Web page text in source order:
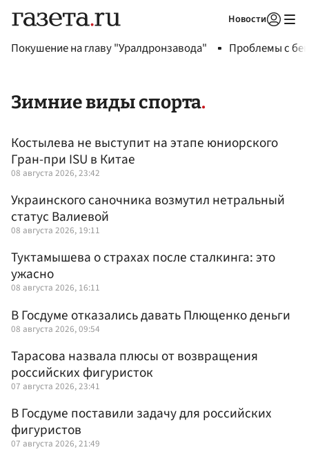
Новости
Покушение на главу "Уралдронзавода" Проблемы с
Зимние виды спорта
Костылева не выступит на этапе юниорского
Гран-при ISU в Китае
08 августа 2026, 23:42
Украинского саночника возмутил нетральный
статус Валиевой
08 августа 2026, 19:11
Туктамышева о страхах после сталкинга: это
ужасно
08 августа 2026, 16:11
В Госдуме отказались давать Плющенко деньги
08 августа 2026, 09:54
Тарасова назвала плюсы от возвращения
российских фигуристок
07 августа 2026, 23:41
В Госдуме поставили задачу для российских
фигуристов
07 августа 2026, 21:49